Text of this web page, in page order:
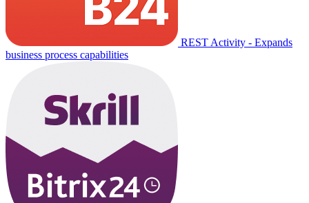
REST Activity - Expands
business process capabilities